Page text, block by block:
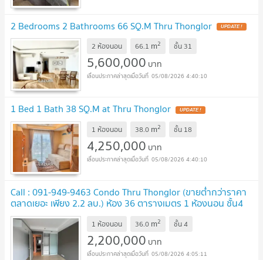
2 Bedrooms 2 Bathrooms 66 SQ.M Thru Thonglor UPDATE !
2 ห้องนอน 66.1 m2 ชั้น 31
5,600,000 บาท
05/08/2026 4:40:10
1 Bed 1 Bath 38 SQ.M at Thru Thonglor UPDATE !
1 ห้องนอน 38.0 m2 ชั้น 18
4,250,000 บาท
05/08/2026 4:40:10
Call : 091-949-9463 Condo Thru Thonglor (ขายต่ำกว่าราคา
ตลาดเยอะ เพียง 2.2 ลบ.) ห้อง 36 ตารางเมตร 1 ห้องนอน ชั้น4
พร้อมเข้าอยู่ UPDATE !
1 ห้องนอน 36.0 m2 ชั้น4
2,200,000 บาท
05/08/2026 4:05:11